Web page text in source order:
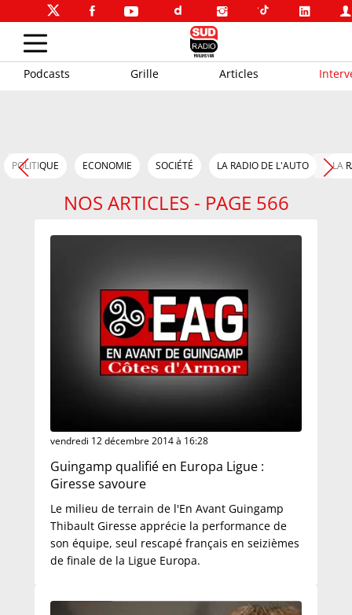
Podcasts Grille Articles
POLITIQUE ECONOMIE SOCIÉTÉ LA RADIO DE L'AUTO LA
NOS ARTICLES - PAGE 566
vendredi 12 décembre 2014 à 16:28
Guingamp qualifié en Europa Ligue :
Giresse savoure
Le milieu de terrain de l'En Avant Guingamp
Thibault Giresse apprécie la performance de
son équipe, seul rescapé français en seizièmes
de finale de la Ligue Europa.